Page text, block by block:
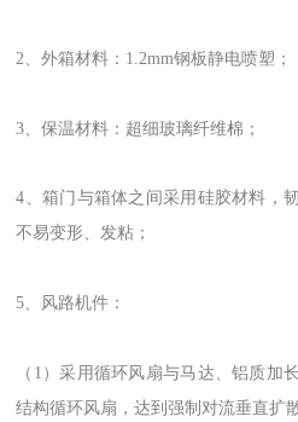
2、外箱材料：1.2mm钢板静电喷塑；
3、保温材料：超细玻璃纤维棉；
4、箱门与箱体之间采用硅胶材料，
不易变形、发粘；
5、风路机件：
（1）采用循环风扇与马达、铝质加
结构循环风扇，达到强制对流垂直扩